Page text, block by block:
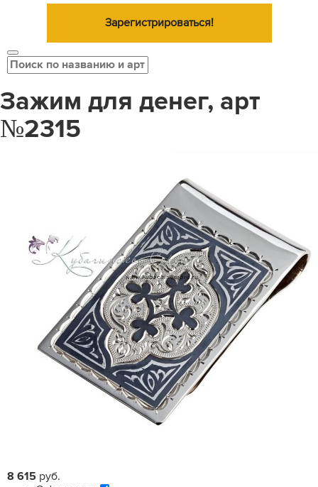
Зарегистрироваться!
Зажим для денег, арт
№2315
8 615 руб.